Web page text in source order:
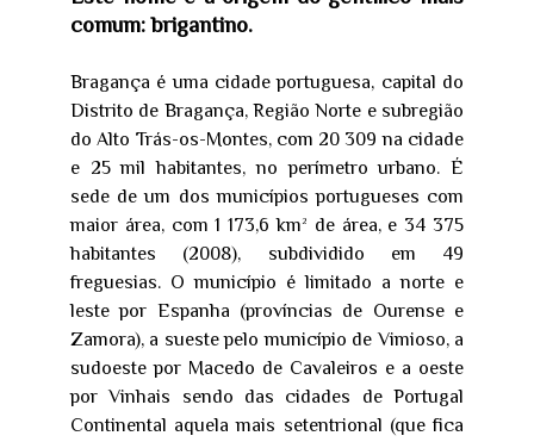
comum: brigantino.
Bragança é uma cidade portuguesa, capital do
Distrito de Bragança, Região Norte e subregião
do Alto Trás-os-Montes, com 20 309 na cidade
e 25 mil habitantes, no perímetro urbano. É
sede de um dos municípios portugueses com
maior área, com 1 173,6 km² de área, e 34 375
habitantes (2008), subdividido em 49
freguesias. O município é limitado a norte e
leste por Espanha (províncias de Ourense e
Zamora), a sueste pelo município de Vimioso, a
sudoeste por Macedo de Cavaleiros e a oeste
por Vinhais sendo das cidades de Portugal
Continental aquela mais setentrional (que fica